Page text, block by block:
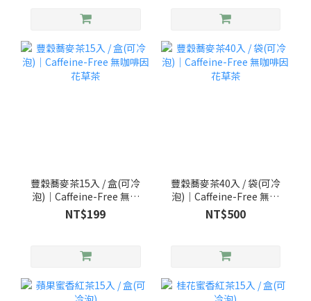
豐穀蕎麥茶15入 / 盒(可冷
泡)｜Caffeine-Free 無咖
啡因花草茶
NT$199
豐穀蕎麥茶40入 / 袋(可冷
泡)｜Caffeine-Free 無咖
啡因花草茶
NT$500